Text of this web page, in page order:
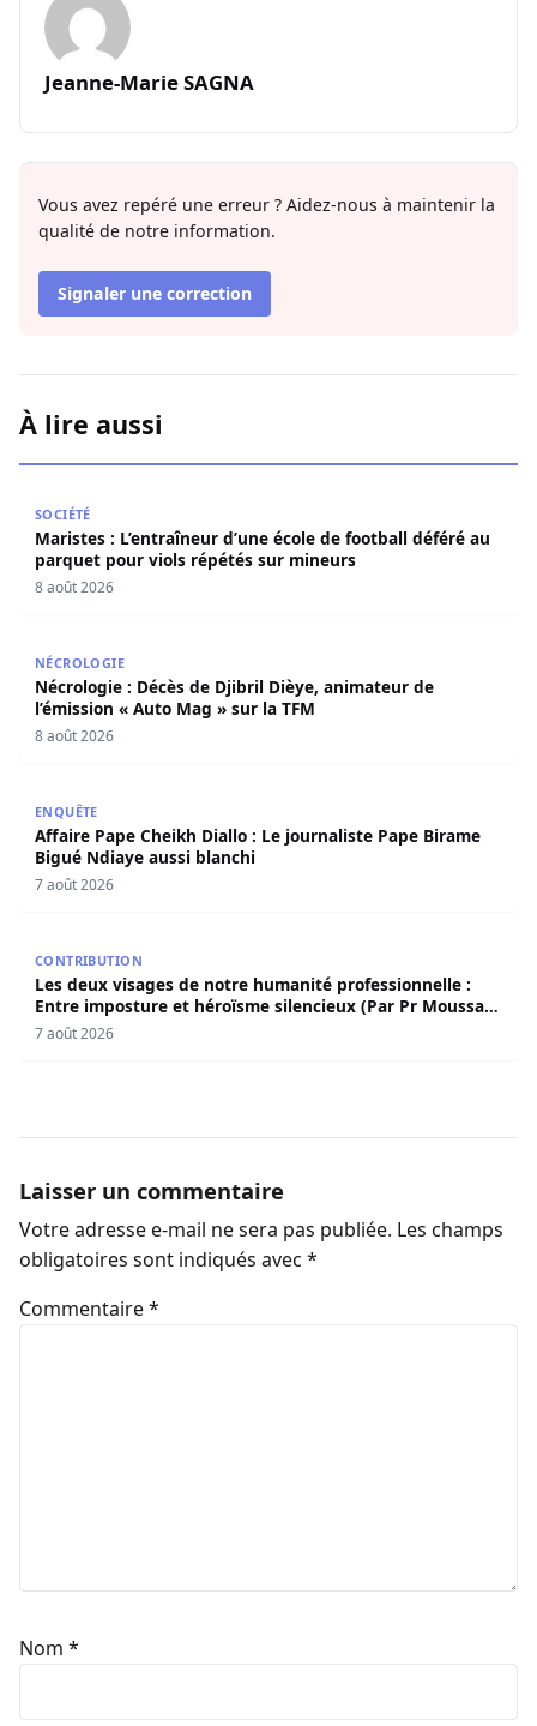
Jeanne-Marie SAGNA
Vous avez repéré une erreur ? Aidez-nous à maintenir la
qualité de notre information.
Signaler une correction
À lire aussi
SOCIÉTÉ
Maristes : L’entraîneur d’une école de football déféré au
parquet pour viols répétés sur mineurs
8 août 2026
NÉCROLOGIE
Nécrologie : Décès de Djibril Dièye, animateur de
l’émission « Auto Mag » sur la TFM
8 août 2026
ENQUÊTE
Affaire Pape Cheikh Diallo : Le journaliste Pape Birame
Bigué Ndiaye aussi blanchi
7 août 2026
CONTRIBUTION
Les deux visages de notre humanité professionnelle :
Entre imposture et héroïsme silencieux (Par Pr Moussa
Seydi)
7 août 2026
Laisser un commentaire
Votre adresse e-mail ne sera pas publiée. Les champs
obligatoires sont indiqués avec *
Commentaire*
Nom *